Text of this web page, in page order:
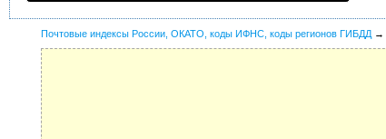
Почтовые индексы России, ОКАТО, коды ИФНС, коды регионов ГИБДД →